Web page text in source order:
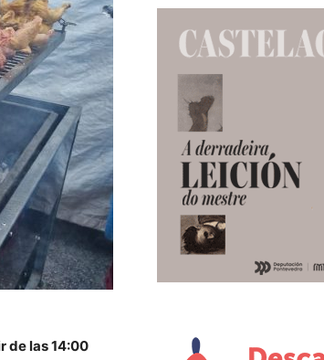
de las 14:00